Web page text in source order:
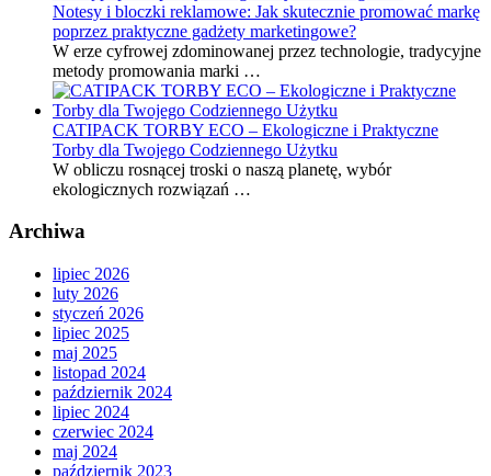
Notesy i bloczki reklamowe: Jak skutecznie promować markę
poprzez praktyczne gadżety marketingowe?
W erze cyfrowej zdominowanej przez technologie, tradycyjne
metody promowania marki …
CATIPACK TORBY ECO – Ekologiczne i Praktyczne
Torby dla Twojego Codziennego Użytku
W obliczu rosnącej troski o naszą planetę, wybór
ekologicznych rozwiązań …
Archiwa
lipiec 2026
luty 2026
styczeń 2026
lipiec 2025
maj 2025
listopad 2024
październik 2024
lipiec 2024
czerwiec 2024
maj 2024
październik 2023